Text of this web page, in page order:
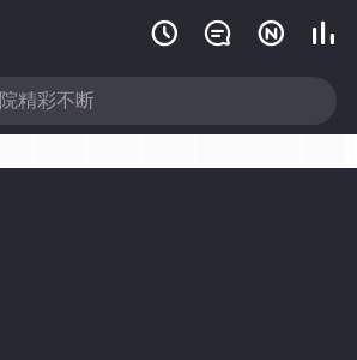
   